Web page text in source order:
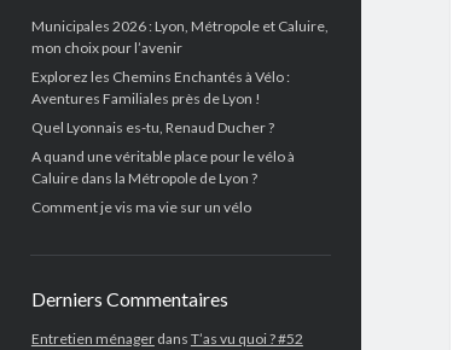
Municipales 2026 : Lyon, Métropole et Caluire,
mon choix pour l’avenir
Explorez les Chemins Enchantés à Vélo :
Aventures Familiales près de Lyon !
Quel Lyonnais es-tu, Renaud Ducher ?
A quand une véritable place pour le vélo à
Caluire dans la Métropole de Lyon ?
Comment je vis ma vie sur un vélo
Derniers Commentaires
Entretien ménagerdans T’as vu quoi ? #52